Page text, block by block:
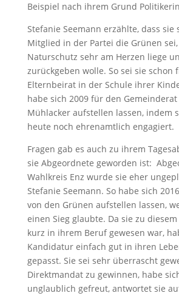
Beispiel nach ihrem Grund
Stefanie Seemann erzählte, dass sie
Mitglied in der Partei die Grünen
Naturschutz sehr am Herzen liege
zurückgeben wolle. So sei sie schon
Elternbeirat in der Schule ihrer
habe sich 2009 für den
Mühlacker aufstellen lassen, indem
heute noch ehrenamtlich engagiert.
Fragen gab es auch zu ihrem
sie Abgeordnete geworden ist:
Wahlkreis Enz wurde sie eher
Stefanie Seemann. So habe sich
von den Grünen aufstellen lassen,
einen Sieg glaubte. Da sie zu
kurz in ihrem Beruf gewesen war,
Kandidatur einfach gut in ihren
gepasst. Sie sei sehr überrascht
Direktmandat zu gewinnen, habe
unglaublich gefreut, antwortet sie